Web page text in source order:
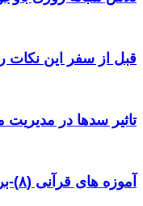
قبل از سفر این نکات
تاثیر سدها در مدیریت
آموزه های قرآنی (۸)-بررسی اعجاز علمی قرآن کریم در آیه ۳۸ سوره یس